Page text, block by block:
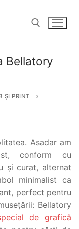
Bellatory
ȘI PRINT
Asadar am
conform cu
și curat, alternat
minimalist ca
perfect pentru
Bellatory
de grafică